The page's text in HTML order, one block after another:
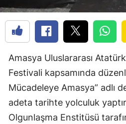
Amasya Uluslararası
Festivali kapsamında
Mücadeleye Amasya” adlı
adeta tarihte yolculuk
Olgunlaşma Enstitüsü